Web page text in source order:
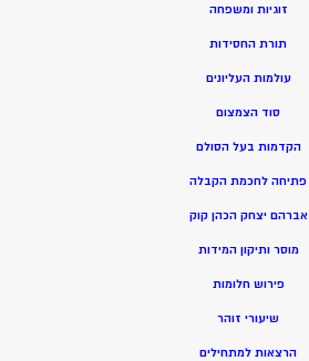
זוגיות ומשפחה
תורת החסידות
עולמות העליונים
סוד הצמצום
הקדמות בעל הסולם
פתיחה לחכמת הקבלה
אברהם יצחק הכהן קוק
מוסר ותיקון המידות
פירוש חלומות
שיעורי זוהר
הרצאות למתחילים